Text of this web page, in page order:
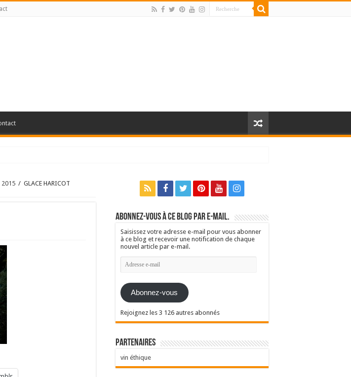
2015 / GLACE HARICOT
Abonnez-vous à ce blog par e-mail.
Saisissez votre adresse e-mail pour vous abonner
à ce blog et recevoir une notification de chaque
nouvel article par e-mail.
Adresse
e-
Abonnez-vous
Rejoignez les 3 126 autres abonnés
Partenaires
vin éthique